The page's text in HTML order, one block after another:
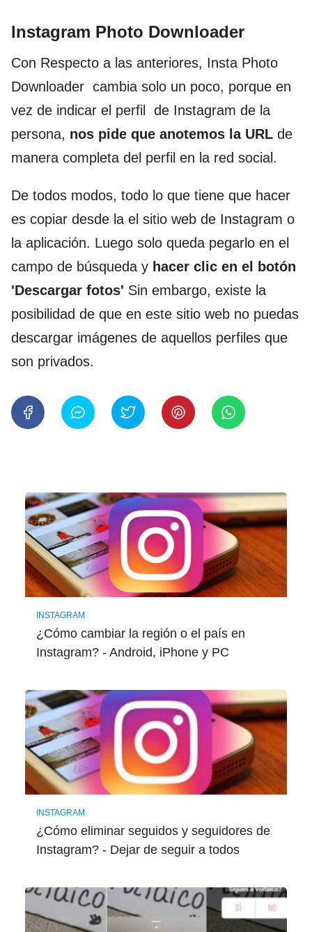
Instagram Photo Downloader
Con Respecto a las anteriores, Insta Photo
Downloader cambia solo un poco, porque en
vez de indicar el perfil de Instagram de la
persona, nos pide que anotemos la URL de
manera completa del perfil en la red social.
De todos modos, todo lo que tiene que hacer
es copiar desde la el sitio web de Instagram o
la aplicación. Luego solo queda pegarlo en el
campo de búsqueda y hacer clic en el botón
'Descargar fotos' Sin embargo, existe la
posibilidad de que en este sitio web no puedas
descargar imágenes de aquellos perfiles que
son privados.
INSTAGRAM
¿Cómo cambiar la región o el país en
Instagram? - Android, iPhone y PC
INSTAGRAM
¿Cómo eliminar seguidos y seguidores de
Instagram? - Dejar de seguir a todos